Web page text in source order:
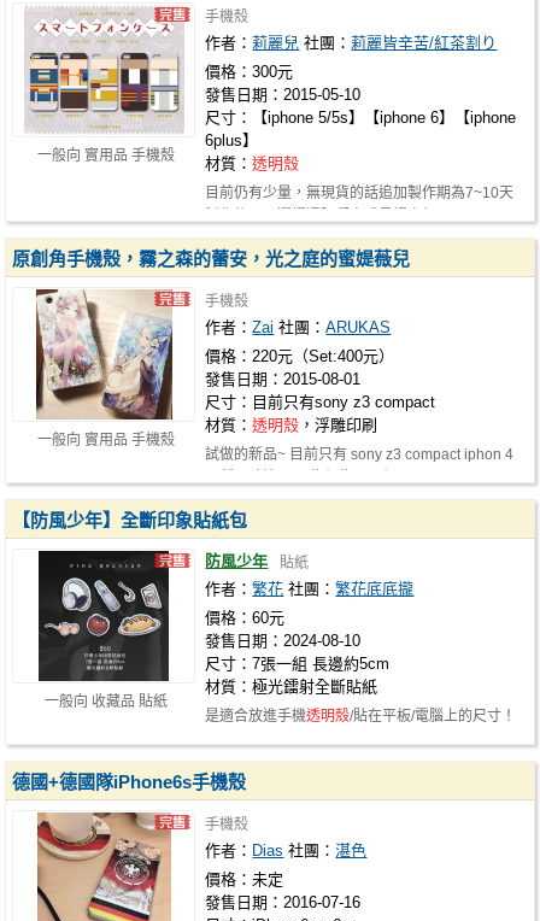
一般向 實用品 手機殼
手機殼
作者：莉麗兒 社團：莉麗皆辛苦/紅茶割り
價格：300元
發售日期：2015-05-10
尺寸：【iphone 5/5s】【iphone 6】【iphone
6plus】
材質：透明殼
目前仍有少量，無現貨的話追加製作期為7~10天
一般向 實用品 手機殼
原創角手機殼，霧之森的蕾安，光之庭的蜜媞薇兒
手機殼
作者：Zai 社團：ARUKAS
價格：220元（Set:400元）
發售日期：2015-08-01
尺寸：目前只有sony z3 compact
材質：透明殼 ，浮雕印刷
試做的新品~ 目前只有 sony z3 compact iphon 4
一般向 收藏品 貼紙
【防風少年】全斷印象貼紙包
防風少年 貼紙
作者：繁花 社團：繁花底底攏
價格：60元
發售日期：2024-08-10
尺寸：7張一組 長邊約5cm
材質：極光鐳射全斷貼紙
是適合放進手機透明殼/貼在平板/電腦上的尺寸！
德國+德國隊iPhone6s手機殼
手機殼
作者： Dias 社團：湛色
價格：未定
發售日期：2016-07-16